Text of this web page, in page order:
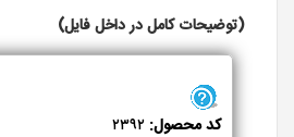
(توضیحات کامل در داخل فایل)
کد محصول: ۲۳۹۲